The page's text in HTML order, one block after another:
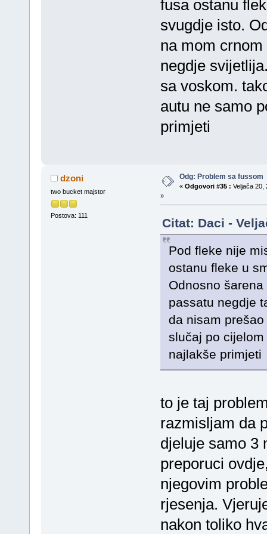
fusa ostanu
svugdje isto.
na mom
negdje
sa voskom.
autu ne samo
primjeti
dzoni
two bucket majstor
Postova: 111
Odg: Problem sa fussom
« Odgovori #35 : Veljača 20,
»
Citat: Daci -
Pod fleke nije
ostanu fleke u
Odnosno
passatu negdje
da nisam
slučaj po
najlakše primjeti
to je taj
razmisljam da
djeluje samo 3
preporuci
njegovim
rjesenja.
nakon toliko